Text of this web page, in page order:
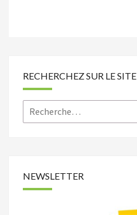
RECHERCHEZ SUR LE SITE
Rechercher :
NEWSLETTER